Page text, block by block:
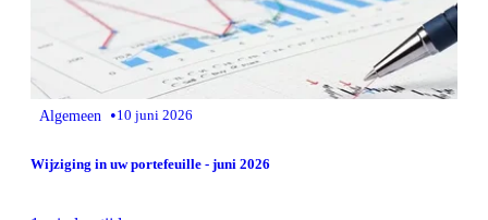
Algemeen •10 juni 2026
Wijziging in uw portefeuille - juni 2026